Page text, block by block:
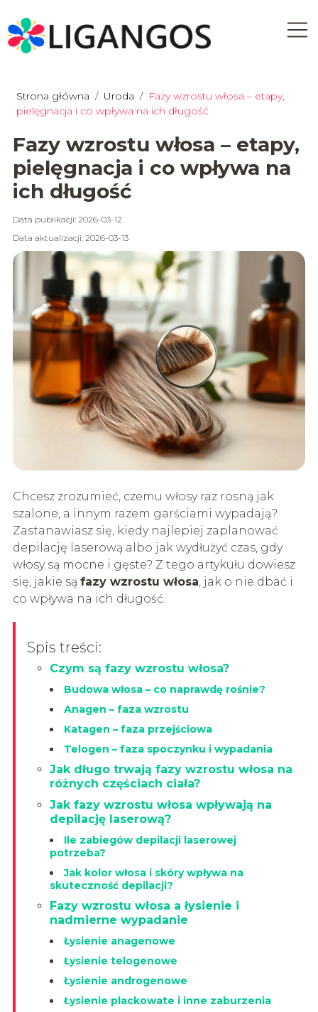
Strona główna / Uroda / Fazy wzrostu włosa – etapy,
pielęgnacja i co wpływa na ich długość
Fazy wzrostu włosa – etapy,
pielęgnacja i co wpływa na
ich długość
Data publikacji: 2026-03-12
Data aktualizacji: 2026-03-13
Chcesz zrozumieć, czemu włosy raz rosną jak
szalone, a innym razem garściami wypadają?
Zastanawiasz się, kiedy najlepiej zaplanować
depilację laserową albo jak wydłużyć czas, gdy
włosy są mocne i gęste? Z tego artykułu dowiesz
się, jakie są fazy wzrostu włosa, jak o nie dbać i
co wpływa na ich długość.
Spis treści:
Czym są fazy wzrostu włosa?
Budowa włosa – co naprawdę rośnie?
Anagen – faza wzrostu
Katagen – faza przejściowa
Telogen – faza spoczynku i wypadania
Jak długo trwają fazy wzrostu włosa na
różnych częściach ciała?
Jak fazy wzrostu włosa wpływają na
depilację laserową?
Ile zabiegów depilacji laserowej
potrzeba?
Jak kolor włosa i skóry wpływa na
skuteczność depilacji?
Fazy wzrostu włosa a łysienie i
nadmierne wypadanie
Łysienie anagenowe
Łysienie telogenowe
Łysienie androgenowe
Łysienie plackowate i inne zaburzenia